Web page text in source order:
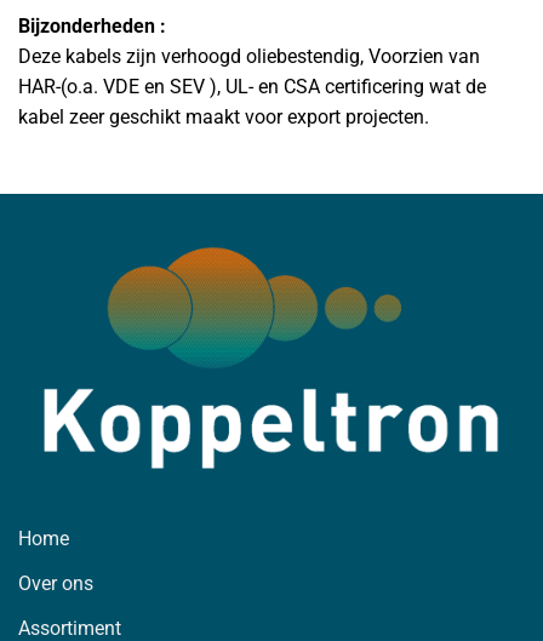
Bijzonderheden :
Deze kabels zijn verhoogd oliebestendig, Voorzien van
HAR-(o.a. VDE en SEV ), UL- en CSA certificering wat de
kabel zeer geschikt maakt voor export projecten.
Home
Over ons
Assortiment